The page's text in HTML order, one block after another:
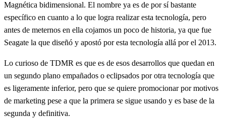
Magnética bidimensional. El nombre ya es de por sí bastante
específico en cuanto a lo que logra realizar esta tecnología, pero
antes de meternos en ella cojamos un poco de historia, ya que fue
Seagate la que diseñó y apostó por esta tecnología allá por el 2013.
Lo curioso de TDMR es que es de esos desarrollos que quedan en
un segundo plano empañados o eclipsados por otra tecnología que
es ligeramente inferior, pero que se quiere promocionar por motivos
de marketing pese a que la primera se sigue usando y es base de la
segunda y definitiva.